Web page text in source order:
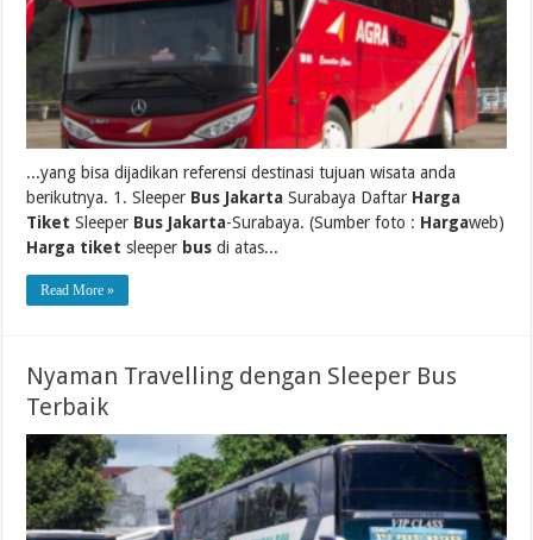
...yang bisa dijadikan referensi destinasi tujuan wisata anda
berikutnya. 1. Sleeper Bus Jakarta Surabaya Daftar Harga
Tiket Sleeper Bus Jakarta-Surabaya. (Sumber foto : Hargaweb)
Harga tiket sleeper bus di atas...
Read More »
Nyaman Travelling dengan Sleeper Bus
Terbaik